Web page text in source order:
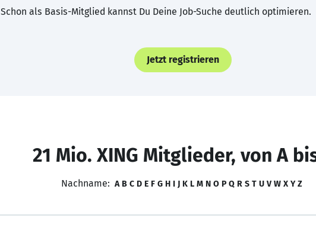
Schon als Basis-Mitglied kannst Du Deine Job-Suche deutlich optimieren.
Jetzt registrieren
21 Mio. XING Mitglieder, von A
Nachname: A B C D E F G H I J K L M N O P Q R S T U V W X Y Z